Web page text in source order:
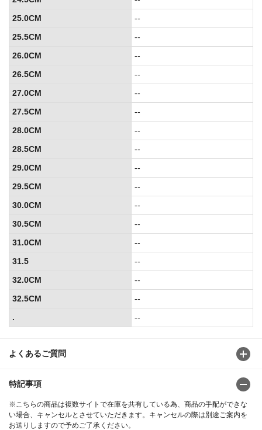
よくあるご質問
特記事項
※こちらの商品は複数サイトで在庫を共有している為、商品の手配ができな
い場合、キャンセルとさせていただきます。キャンセルの際は別途ご案内を
お送りしますので予めご了承ください。
25.0CM
--
25.5CM
--
26.0CM
--
26.5CM
--
27.0CM
--
27.5CM
--
28.0CM
--
28.5CM
--
29.0CM
--
29.5CM
--
30.0CM
--
30.5CM
--
31.0CM
--
31.5
--
32.0CM
--
32.5CM
--
.
--